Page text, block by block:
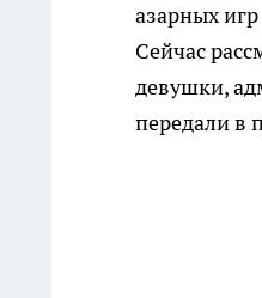
азарных
Сейчас
девушки,
передали в